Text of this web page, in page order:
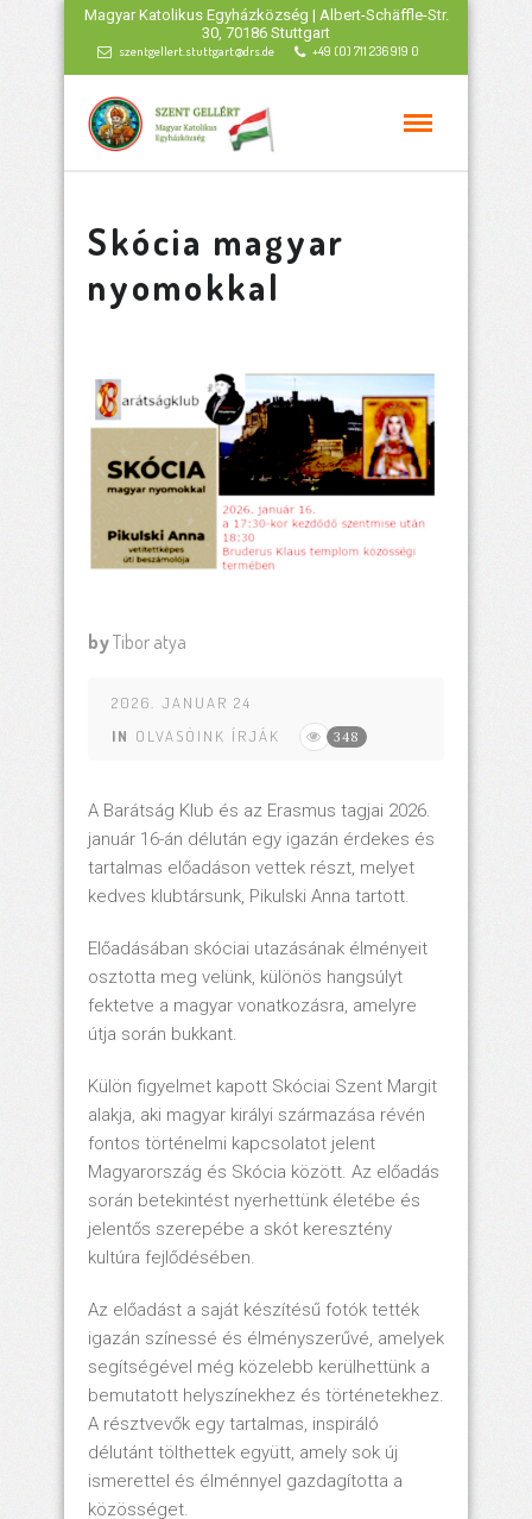
Magyar Katolikus Egyházközség | Albert-Schäffle-Str.
30, 70186 Stuttgart
szentgellert.stuttgart@drs.de +49 (0) 711 236 919 0
Skócia magyar
nyomokkal
byTibor atya
2026. JANUAR 24
IN OLVASÓINK ÍRJÁK 348
A Barátság Klub és az Erasmus tagjai 2026.
január 16-án délután egy igazán érdekes és
tartalmas előadáson vettek részt, melyet
kedves klubtársunk, Pikulski Anna tartott.
Előadásában skóciai utazásának élményeit
osztotta meg velünk, különös hangsúlyt
fektetve a magyar vonatkozásra, amelyre
útja során bukkant.
Külön figyelmet kapott Skóciai Szent Margit
alakja, aki magyar királyi származása révén
fontos történelmi kapcsolatot jelent
Magyarország és Skócia között. Az előadás
során betekintést nyerhettünk életébe és
jelentős szerepébe a skót keresztény
kultúra fejlődésében.
Az előadást a saját készítésű fotók tették
igazán színessé és élményszerűvé, amelyek
segítségével még közelebb kerülhettünk a
bemutatott helyszínekhez és történetekhez.
A résztvevők egy tartalmas, inspiráló
délutánt tölthettek együtt, amely sok új
ismerettel és élménnyel gazdagította a
közösséget.